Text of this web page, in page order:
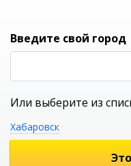
УНИВЕРСАЛЬНЫЙ
Введите свой город
Или выберите из
Хабаровск